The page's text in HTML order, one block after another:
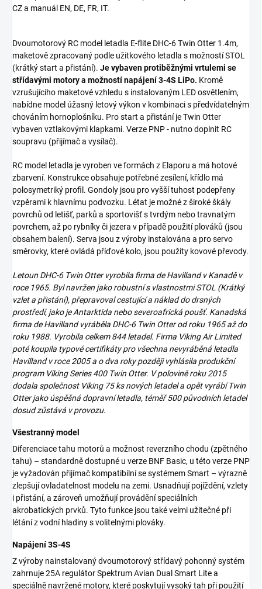
CZ a manuál EN, DE, FR, IT.
Dvoumotorový RC model letadla E-flite DHC-6 Twin Otter 1.4m,
maketově zpracovaný podle užitkového letadla s možností STOL
(krátký start a přistání). Je vybaven protiběžnými vrtulemi se
střídavými motory a možností napájení 3-4S LiPo. Kromě
vzrušujícího maketové vzhledu s instalovaným LED osvětlením,
nabídne model úžasný letový výkon v kombinaci s předvídatelným
chováním hornoplošníku. Pro start a přistání je Twin Otter
vybaven vztlakovými klapkami. Verze PNP - nutno doplnit RC
soupravu (přijímač a vysílač).
RC model letadla je vyroben ve formách z Elaporu a má hotové
zbarvení. Konstrukce obsahuje potřebné zesílení, křídlo má
polosymetriký profil. Gondoly jsou pro vyšší tuhost podepřeny
vzpěrami k hlavnímu podvozku. Létat je možné z široké škály
povrchů od letišť, parků a sportovišť s tvrdým nebo travnatým
povrchem, až po rybníky či jezera v případě použití plováků (jsou
obsahem balení). Serva jsou z výroby instalována a pro servo
směrovky, které ovládá příďové kolo, jsou použity kovové převody.
Letoun DHC-6 Twin Otter vyrobila firma de Havilland v Kanadě v
roce 1965. Byl navržen jako robustní s vlastnostmi STOL (Krátký
vzlet a přistání), přepravoval cestující a náklad do drsných
prostředí, jako je Antarktida nebo severoafrická poušť. Kanadská
firma de Havilland vyráběla DHC-6 Twin Otter od roku 1965 až do
roku 1988. Vyrobila celkem 844 letadel. Firma Viking Air Limited
poté koupila typové certifikáty pro všechna nevyráběná letadla
Havilland v roce 2005 a o dva roky později vyhlásila produkční
program Viking Series 400 Twin Otter. V polovině roku 2015
dodala společnost Viking 75 ks nových letadel a opět vyrábí Twin
Otter jako úspěšná dopravní letadla, téměř 500 původních letadel
dosud zůstává v provozu.
Všestranný model
Diferenciace tahu motorů a možnost reverzního chodu (zpětného
tahu) – standardně dostupné u verze BNF Basic, u této verze PNP
je vyžadován přijímač kompatibilní se systémem Smart – výrazně
zlepšují ovladatelnost modelu na zemi. Usnadňují pojíždění, vzlety
i přistání, a zároveň umožňují provádění speciálních
akrobatických prvků. Tyto funkce jsou také velmi užitečné při
létání z vodní hladiny s volitelnými plováky.
Napájení 3S-4S
Z výroby nainstalovaný dvoumotorový střídavý pohonný systém
zahrnuje 25A regulátor Spektrum Avian Dual Smart Lite a
speciálně navržené motory, které poskytují vysoký tah při použití